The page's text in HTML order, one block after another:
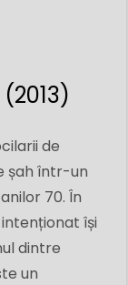
de
șah într-un
70. În
își
dintre
un